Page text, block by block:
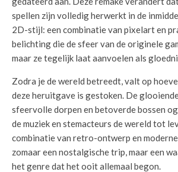
spellen zijn volledig herwerkt in de
2D-stijl: een combinatie van pixelart en
belichting die de sfeer van de originele
maar ze tegelijk laat aanvoelen als
Zodra je de wereld betreedt, valt op
deze heruitgave is gestoken. De
sfeervolle dorpen en betoverde bossen
de muziek en stemacteurs de wereld tot
combinatie van retro-ontwerp en
zomaar een nostalgische trip, maar een
het genre dat het ooit allemaal begon.